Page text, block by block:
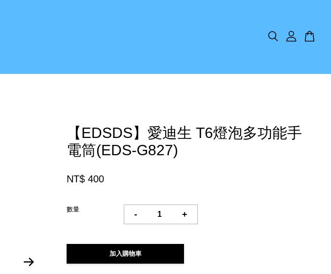
【EDSDS】愛迪生 T6燈泡多功能手
電筒(EDS-G827)
NT$ 400
數量
- +
加入購物車